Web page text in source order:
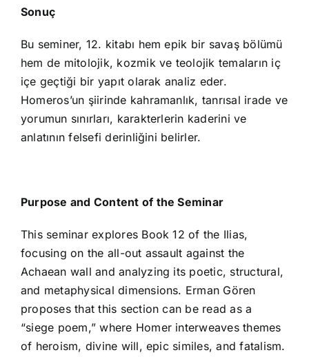
Sonuç
Bu seminer, 12. kitabı hem epik bir savaş bölümü
hem de mitolojik, kozmik ve teolojik temaların iç
içe geçtiği bir yapıt olarak analiz eder.
Homeros’un şiirinde kahramanlık, tanrısal irade ve
yorumun sınırları, karakterlerin kaderini ve
anlatının felsefi derinliğini belirler.
Purpose and Content of the Seminar
This seminar explores Book 12 of the Ilias,
focusing on the all-out assault against the
Achaean wall and analyzing its poetic, structural,
and metaphysical dimensions. Erman Gören
proposes that this section can be read as a
“siege poem,” where Homer interweaves themes
of heroism, divine will, epic similes, and fatalism.